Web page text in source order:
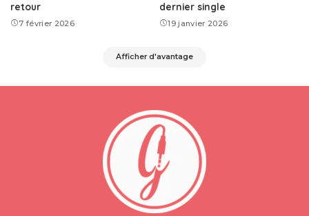
retour
7 février 2026
dernier single
19 janvier 2026
Afficher d'avantage